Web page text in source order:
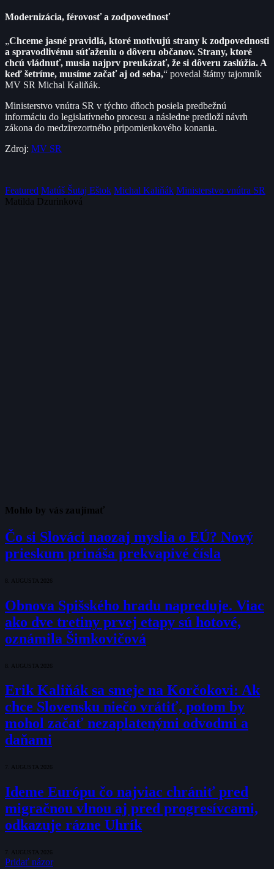
Modernizácia, férovosť a zodpovednosť
„Chceme jasné pravidlá, ktoré motivujú strany k zodpovednosti
a spravodlivému súťaženiu o dôveru občanov. Strany, ktoré
chcú vládnuť, musia najprv preukázať, že si dôveru zaslúžia. A
keď šetríme, musíme začať aj od seba,“ povedal štátny tajomník
MV SR Michal Kaliňák.
Ministerstvo vnútra SR v týchto dňoch posiela predbežnú
informáciu do legislatívneho procesu a následne predloží návrh
zákona do medzirezortného pripomienkového konania.
Zdroj: MV SR
Featured Matúš Šutaj Eštok Michal Kaliňák Ministerstvo vnútra SR
Matilda Dzurinková
Mohlo by vás zaujímať
Čo si Slováci naozaj myslia o EÚ? Nový
prieskum prináša prekvapivé čísla
8. AUGUSTA 2026
Obnova Spišského hradu napreduje. Viac
ako dve tretiny prvej etapy sú hotové,
oznámila Šimkovičová
8. AUGUSTA 2026
Erik Kaliňák sa smeje na Korčokovi: Ak
chce Slovensku niečo vrátiť, potom by
mohol začať nezaplatenými odvodmi a
daňami
7. AUGUSTA 2026
Ideme Európu čo najviac chrániť pred
migračnou vlnou aj pred progresívcami,
odkazuje rázne Uhrík
7. AUGUSTA 2026
Pridať názor